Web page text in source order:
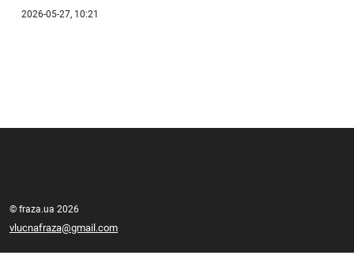
2026-05-27, 10:21
© fraza.ua 2026
vlucnafraza@gmail.com